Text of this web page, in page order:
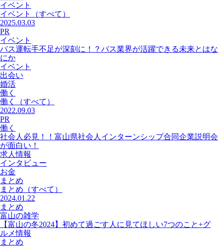
イベント
イベント
（すべて）
2025.03.03
PR
イベント
バス運転手不足が深刻に！？バス業界が活躍できる未来とはな
にか
イベント
出会い
婚活
働く
働く
（すべて）
2022.09.03
PR
働く
社会人必見！！富山県社会人インターンシップ合同企業説明会
が面白い！
求人情報
インタビュー
お金
まとめ
まとめ （すべて）
2024.01.22
まとめ
富山の雑学
【富山の冬2024】初めて過ごす人に見てほしい7つのこと+グ
ルメ情報
まとめ